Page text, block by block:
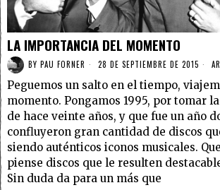
LA IMPORTANCIA DEL MOMENTO
BY PAU FORNER 28 DE SEPTIEMBRE DE 2015
Peguemos un salto en el tiempo,
momento. Pongamos 1995, por tomar
de hace veinte años, y que fue un año
confluyeron gran cantidad de discos
siendo auténticos iconos musicales.
piense discos que le resulten
Sin duda da para un más que